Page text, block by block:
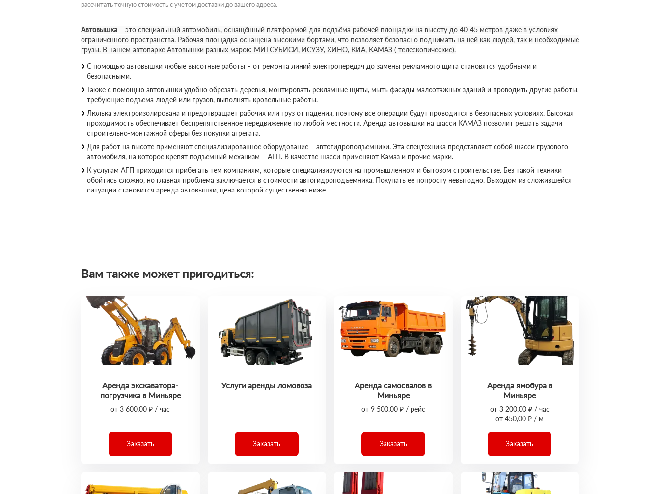
рассчитать точную стоимость с учетом доставки до вашего адреса.
Автовышка – это специальный автомобиль, оснащённый платформой для подъёма рабочей площадки на высоту до 40-45 метров даже в условиях
ограниченного пространства. Рабочая площадка оснащена высокими бортами, что позволяет безопасно поднимать на ней как людей, так и необходимые
грузы. В нашем автопарке Автовышки разных марок: МИТСУБИСИ, ИСУЗУ, ХИНО, КИА, КАМАЗ ( телескопические).
С помощью автовышки любые высотные работы – от ремонта линий электропередач до замены рекламного щита становятся удобными и
безопасными.
Также с помощью автовышки удобно обрезать деревья, монтировать рекламные щиты, мыть фасады малоэтажных зданий и проводить другие работы,
требующие подъема людей или грузов, выполнять кровельные работы.
Люлька электроизолирована и предотвращает рабочих или груз от падения, поэтому все операции будут проводится в безопасных условиях. Высокая
проходимость обеспечивает беспрепятственное передвижение по любой местности. Аренда автовышки на шасси КАМАЗ позволит решать задачи
строительно-монтажной сферы без покупки агрегата.
Для работ на высоте применяют специализированное оборудование – автогидроподъемники. Эта спецтехника представляет собой шасси грузового
автомобиля, на которое крепят подъемный механизм – АГП. В качестве шасси применяют Камаз и прочие марки.
К услугам АГП приходится прибегать тем компаниям, которые специализируются на промышленном и бытовом строительстве. Без такой техники
обойтись сложно, но главная проблема заключается в стоимости автогидроподъемника. Покупать ее попросту невыгодно. Выходом из сложившейся
ситуации становится аренда автовышки, цена которой существенно ниже.
Вам также может пригодиться:
Аренда экскаватора-
погрузчика в Миньяре
от 3 600,00 ₽ / час
Заказать
Услуги аренды ломовоза
Заказать
Аренда самосвалов в
Миньяре
от 9 500,00 ₽ / рейс
Заказать
Аренда ямобура в
Миньяре
от 3 200,00 ₽ / час
от 450,00 ₽ / м
Заказать